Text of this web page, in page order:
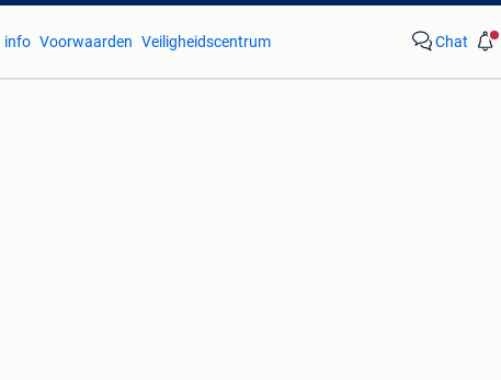
info Voorwaarden Veiligheidscentrum Chat